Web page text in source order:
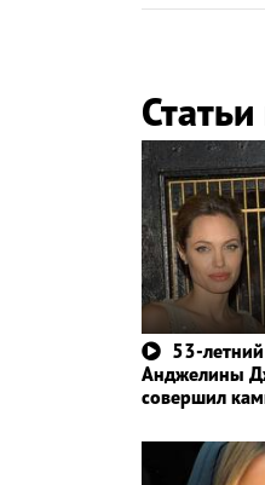
53-
Анджелины
совершил